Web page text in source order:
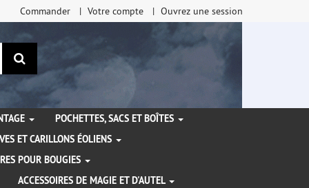
Commander Votre compte Ouvrez une session
Rechercher
POCHETTES, SACS ET BOÎTES
ET CARILLONS ÉOLIENS
POUR BOUGIES
ACCESSOIRES DE MAGIE ET D'AUTEL